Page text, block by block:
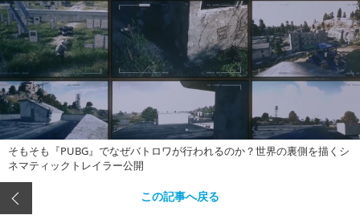
そもそも『PUBG』でなぜバトロワが行われるのか？世界の裏側を描くシ
ネマティックトレイラー公開
この記事へ戻る